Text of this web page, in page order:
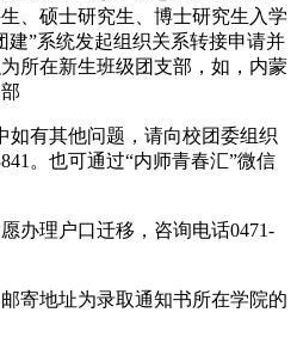
、硕士研究生、博士研究生入学
建”系统发起组织关系转接申请并
所在新生班级团支部，如，内蒙
如有其他问题，请向校团委组织
。也可通过“内师青春汇”微信
办理户口迁移，咨询电话0471-
寄地址为录取通知书所在学院的